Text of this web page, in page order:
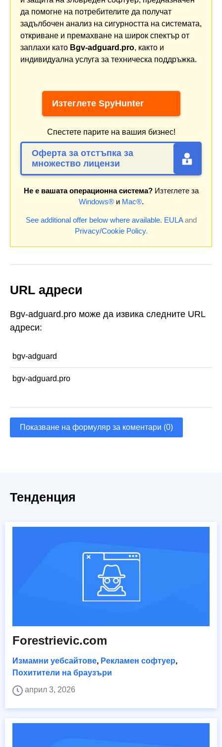
да помогне на потребителите да получат
задълбочен анализ на сигурността на системата,
откриване и премахване на широк спектър от
заплахи като Bgv-adguard.pro, както и
индивидуална услуга за техническа поддръжка.
Изтеглете SpyHunter
Спестете парите на вашия бизнес!
Оферта за отстъпка за
множество лицензи
Не е вашата операционна система?Изтеглете за
Windows®и Mac®.
See additional offer below where available. EULAand
Privacy/Cookie Policy.
URL адреси
Bgv-adguard.pro може да извика следните URL
адреси:
bgv-adguard
bgv-adguard.pro
Показване на формуляр за коментари (0)
Тенденция
Forestrievic.com
Измамни уебсайтове, Рекламен софтуер,
Похитители на браузъри
април 3, 2026